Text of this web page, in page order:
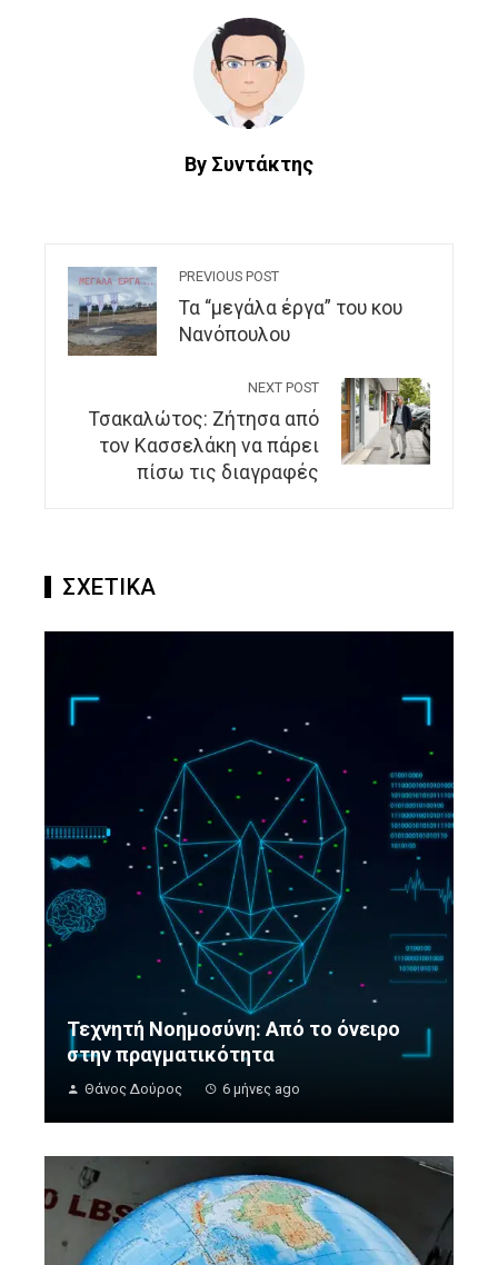
By Συντάκτης
PREVIOUS POST
Τα “μεγάλα έργα” του κου
Νανόπουλου
NEXT POST
Τσακαλώτος: Ζήτησα από
τον Κασσελάκη να πάρει
πίσω τις διαγραφές
ΣΧΕΤΙΚΑ
Τεχνητή Νοημοσύνη: Από το όνειρο
στην πραγματικότητα
Θάνος Δούρος 6 μήνες ago